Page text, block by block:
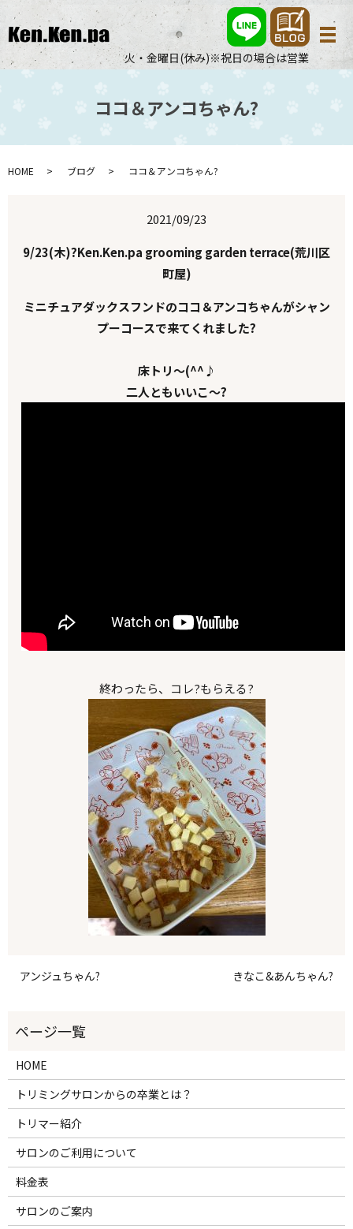
火・金曜日(休み)※祝日の場合は営業
メ
ココ＆アンコちゃん?
HOME ブログ ココ＆アンコちゃん?
2021/09/23
9/23(木)?Ken.Ken.pa grooming garden terrace(荒川区
町屋)
ミニチュアダックスフンドのココ＆アンコちゃんがシャン
プーコースで来てくれました?
床トリ～(^^♪
二人ともいいこ～?
終わったら、コレ?もらえる?
アンジュちゃん? きなこ&あんちゃん?
HOME
トリミングサロンからの卒業とは？
トリマー紹介
サロンのご利用について
料金表
サロンのご案内